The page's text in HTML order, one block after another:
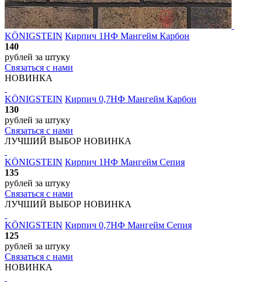
KÖNIGSTEIN Кирпич 1НФ Мангейм Карбон
140
рублей за штуку
Связаться с нами
НОВИНКА
KÖNIGSTEIN Кирпич 0,7НФ Мангейм Карбон
130
рублей за штуку
Связаться с нами
ЛУЧШИЙ ВЫБОР НОВИНКА
KÖNIGSTEIN Кирпич 1НФ Мангейм Сепия
135
рублей за штуку
Связаться с нами
ЛУЧШИЙ ВЫБОР НОВИНКА
KÖNIGSTEIN Кирпич 0,7НФ Мангейм Сепия
125
рублей за штуку
Связаться с нами
НОВИНКА